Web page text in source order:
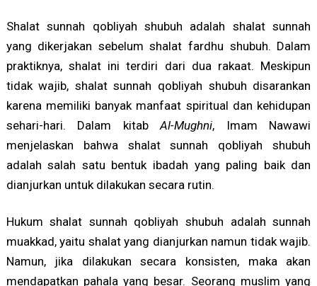
Shalat sunnah qobliyah shubuh adalah shalat sunnah
yang dikerjakan sebelum shalat fardhu shubuh. Dalam
praktiknya, shalat ini terdiri dari dua rakaat. Meskipun
tidak wajib, shalat sunnah qobliyah shubuh disarankan
karena memiliki banyak manfaat spiritual dan kehidupan
sehari-hari. Dalam kitabAl-Mughni, Imam Nawawi
menjelaskan bahwa shalat sunnah qobliyah shubuh
adalah salah satu bentuk ibadah yang paling baik dan
dianjurkan untuk dilakukan secara rutin.
Hukum shalat sunnah qobliyah shubuh adalah sunnah
muakkad, yaitu shalat yang dianjurkan namun tidak wajib.
Namun, jika dilakukan secara konsisten, maka akan
mendapatkan pahala yang besar. Seorang muslim yang